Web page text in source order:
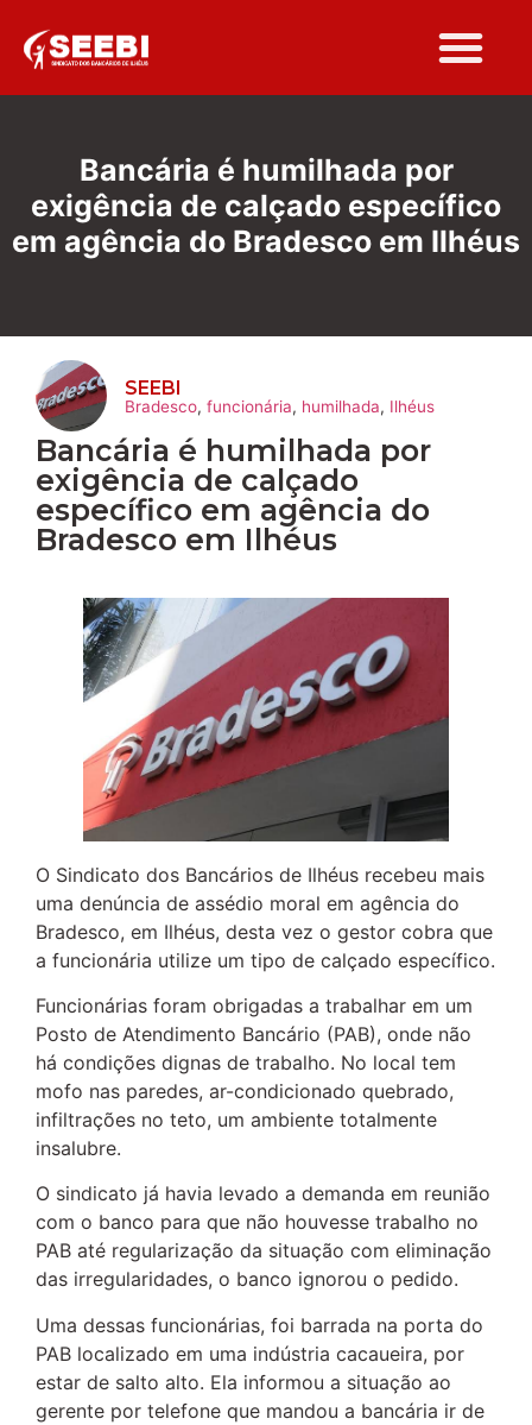
Bancária é humilhada por
exigência de calçado específico
em agência do Bradesco em Ilhéus
SEEBI
Bradesco, funcionária, humilhada, Ilhéus
Bancária é humilhada por
exigência de calçado
específico em agência do
Bradesco em Ilhéus
O Sindicato dos Bancários de Ilhéus recebeu mais
uma denúncia de assédio moral em agência do
Bradesco, em Ilhéus, desta vez o gestor cobra que
a funcionária utilize um tipo de calçado específico.
Funcionárias foram obrigadas a trabalhar em um
Posto de Atendimento Bancário (PAB), onde não
há condições dignas de trabalho. No local tem
mofo nas paredes, ar-condicionado quebrado,
infiltrações no teto, um ambiente totalmente
insalubre.
O sindicato já havia levado a demanda em reunião
com o banco para que não houvesse trabalho no
PAB até regularização da situação com eliminação
das irregularidades, o banco ignorou o pedido.
Uma dessas funcionárias, foi barrada na porta do
PAB localizado em uma indústria cacaueira, por
estar de salto alto. Ela informou a situação ao
gerente por telefone que mandou a bancária ir de